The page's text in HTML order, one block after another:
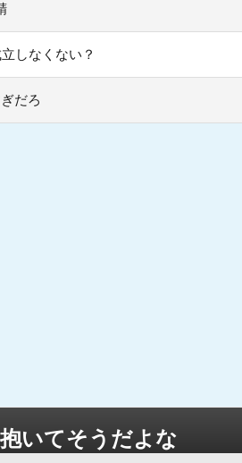
しなくない？
だろ
いてそうだよな